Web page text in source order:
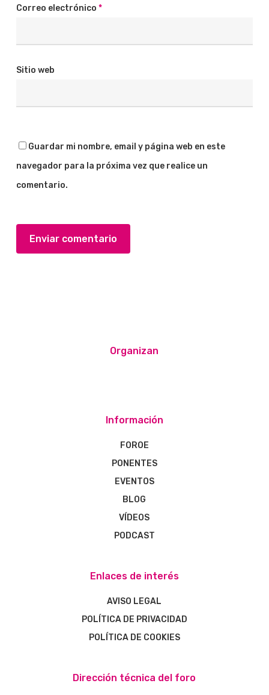
Correo electrónico *
Sitio web
Guardar mi nombre, email y página web en este
navegador para la próxima vez que realice un
comentario.
Organizan
Información
FOROE
PONENTES
EVENTOS
BLOG
VÍDEOS
PODCAST
Enlaces de interés
AVISO LEGAL
POLÍTICA DE PRIVACIDAD
POLÍTICA DE COOKIES
Dirección técnica del foro